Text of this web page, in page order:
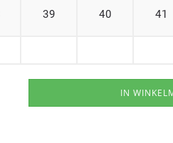
39 40 41